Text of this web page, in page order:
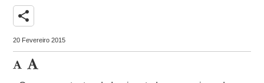
share
20 Fevereiro 2015